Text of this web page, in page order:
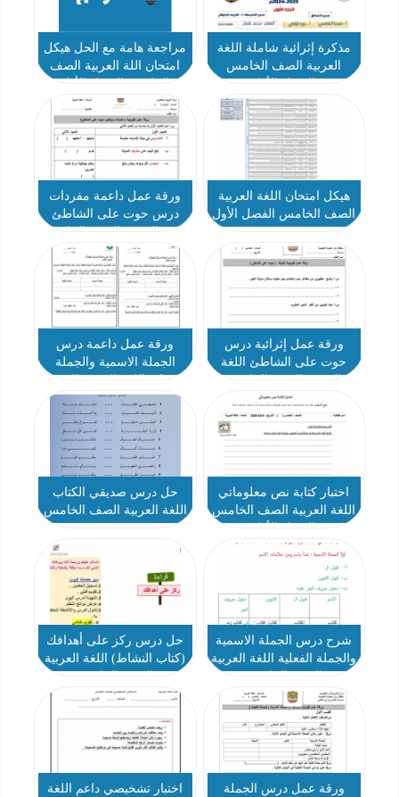
مذكرة إثرائية شاملة اللغة
العربية الصف الخامس
مراجعة هامة مع الحل هيكل
امتحان اللة العربية الصف
هيكل امتحان اللغة العربية
الصف الخامس الفصل الأول
ورقة عمل داعمة مفردات
درس حوت على الشاطئ
ورقة عمل إثرائية درس
حوت على الشاطئ اللغة
ورقة عمل داعمة درس
الجملة الاسمية والجملة
الخامس
اختبار كتابة نص معلوماتي
اللغة العربية الصف الخامس
حل درس صديقي الكتاب
اللغة العربية الصف الخامس
شرح درس الجملة الاسمية
والجملة الفعلية اللغة العربية
حل درس ركز على أهدافك
(كتاب النشاط) اللغة العربية
ورقة عمل درس الجملة
اختبار تشخيصي داعم اللغة